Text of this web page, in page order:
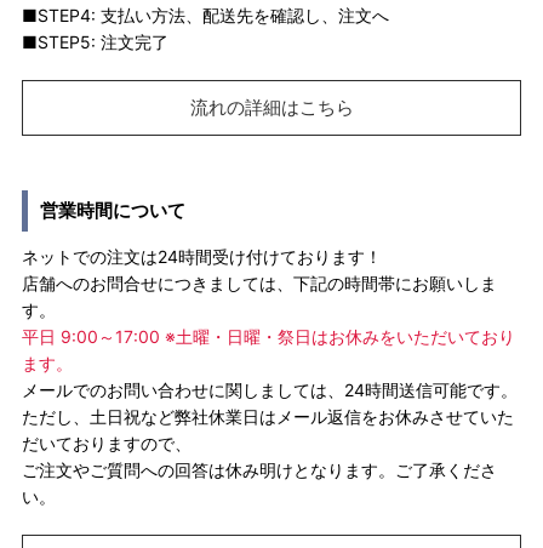
■STEP4: 支払い方法、配送先を確認し、注文へ
■STEP5: 注文完了
流れの詳細はこちら
営業時間について
ネットでの注文は24時間受け付けております！
店舗へのお問合せにつきましては、下記の時間帯にお願いしま
す。
平日 9:00～17:00 ※土曜・日曜・祭日はお休みをいただいており
ます。
メールでのお問い合わせに関しましては、24時間送信可能です。
ただし、土日祝など弊社休業日はメール返信をお休みさせていた
だいておりますので、
ご注文やご質問への回答は休み明けとなります。ご了承くださ
い。